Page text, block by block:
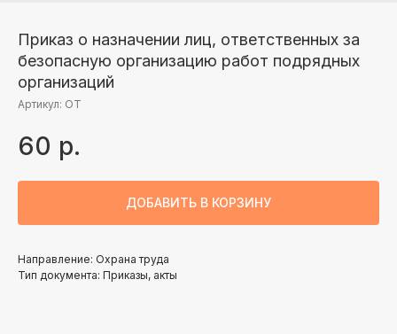
Приказ о назначении лиц, ответственных за
безопасную организацию работ подрядных
организаций
Артикул: ОТ
60 р.
ДОБАВИТЬ В КОРЗИНУ
Направление: Охрана труда
Тип документа: Приказы, акты